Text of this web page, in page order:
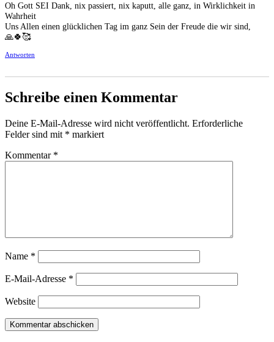
Oh Gott SEI Dank, nix passiert, nix kaputt, alle ganz, in Wirklichkeit in
Wahrheit
Uns Allen einen glücklichen Tag im ganz Sein der Freude die wir sind,
🙏🍀🥰
Antworten
Schreibe einen Kommentar
Deine E-Mail-Adresse wird nicht veröffentlicht. Erforderliche
Felder sind mit * markiert
Kommentar *
Name *
E-Mail-Adresse *
Website